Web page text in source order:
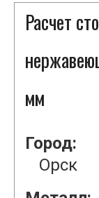
Расчет
мм
Город:
Орск